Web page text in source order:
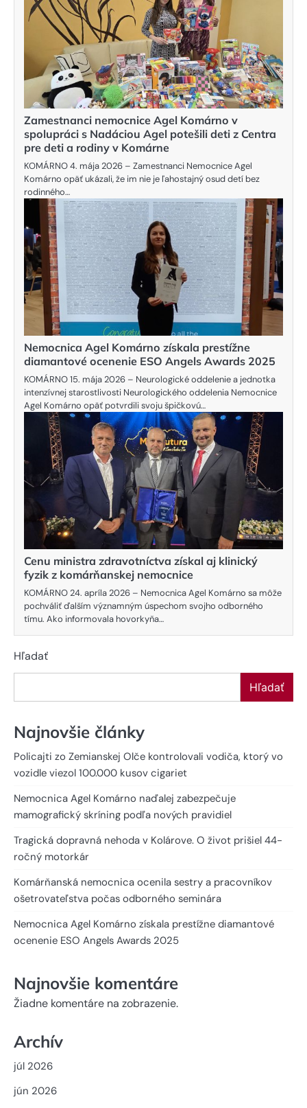
Zamestnanci nemocnice Agel Komárno v
spolupráci s Nadáciou Agel potešili deti z Centra
pre deti a rodiny v Komárne
KOMÁRNO 4. mája 2026 – Zamestnanci Nemocnice Agel
Komárno opäť ukázali, že im nie je ľahostajný osud detí bez
rodinného…
Nemocnica Agel Komárno získala prestížne
diamantové ocenenie ESO Angels Awards 2025
KOMÁRNO 15. mája 2026 – Neurologické oddelenie a jednotka
intenzívnej starostlivosti Neurologického oddelenia Nemocnice
Agel Komárno opäť potvrdili svoju špičkovú…
Cenu ministra zdravotníctva získal aj klinický
fyzik z komárňanskej nemocnice
KOMÁRNO 24. apríla 2026 – Nemocnica Agel Komárno sa môže
pochváliť ďalším významným úspechom svojho odborného
tímu. Ako informovala hovorkyňa…
Hľadať
Hľadať
Najnovšie články
Policajti zo Zemianskej Olče kontrolovali vodiča, ktorý vo
vozidle viezol 100.000 kusov cigariet
Nemocnica Agel Komárno naďalej zabezpečuje
mamografický skríning podľa nových pravidiel
Tragická dopravná nehoda v Kolárove. O život prišiel 44-
ročný motorkár
Komárňanská nemocnica ocenila sestry a pracovníkov
ošetrovateľstva počas odborného seminára
Nemocnica Agel Komárno získala prestížne diamantové
ocenenie ESO Angels Awards 2025
Najnovšie komentáre
Žiadne komentáre na zobrazenie.
Archív
júl 2026
jún 2026